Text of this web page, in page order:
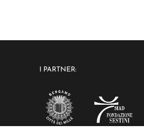
I PARTNER: